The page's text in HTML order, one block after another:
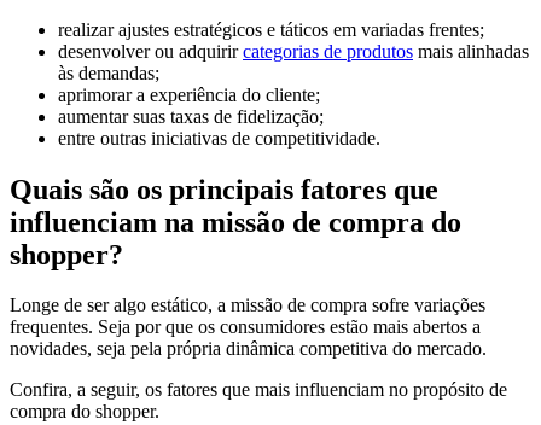
realizar ajustes estratégicos e táticos em variadas frentes;
desenvolver ou adquirircategorias de produtos mais alinhadas
às demandas;
aprimorar a experiência do cliente;
aumentar suas taxas de fidelização;
entre outras iniciativas de competitividade.
Quais são os principais fatores que
influenciam na missão de compra do
shopper?
Longe de ser algo estático, a missão de compra sofre variações
frequentes. Seja por que os consumidores estão mais abertos a
novidades, seja pela própria dinâmica competitiva do mercado.
Confira, a seguir, os fatores que mais influenciam no propósito de
compra do shopper.